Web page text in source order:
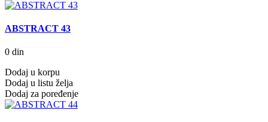
ABSTRACT 43
0 din
Dodaj u korpu
Dodaj u listu želja
Dodaj za poređenje